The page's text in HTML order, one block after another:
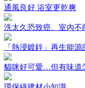
通風良好 浴室更乾爽
洗太久恐致癌、室內不
「熱浸鍍鋅」再生能源
貓咪好可愛…但有味道